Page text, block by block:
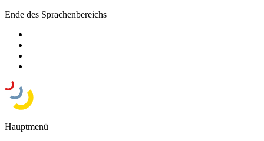
Ende des Sprachenbereichs
Hauptmenü